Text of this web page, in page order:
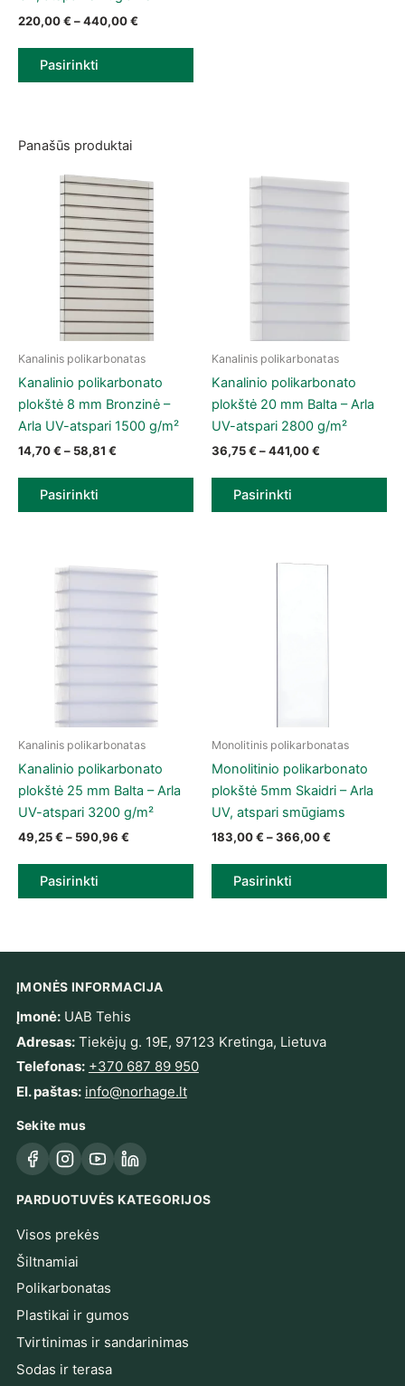
220,00€ –440,00€
Pasirinkti
Panašūs produktai
Kanalinis polikarbonatas
Kanalinio polikarbonato
plokštė 8 mm Bronzinė –
Arla UV-atspari 1500 g/m²
14,70€ – 58,81 € Price range: 14,70 € through 58,81 €
Pasirinkti
This product has multiple variants. The options may be
Kanalinis polikarbonatas
Kanalinio polikarbonato
plokštė 20 mm Balta – Arla
UV-atspari 2800 g/m²
36,75€ –441,00€
Pasirinkti
This product has multiple
Kanalinis polikarbonatas
Kanalinio polikarbonato
plokštė 25 mm Balta – Arla
UV-atspari 3200 g/m²
49,25€ – 590,96 € Price range: 49,25 € through 590,96 €
Pasirinkti
This product has multiple variants. The options may be
Monolitinis polikarbonatas
Monolitinio polikarbonato
plokštė 5mm Skaidri – Arla
UV, atspari smūgiams
183,00€ –366,00€
Pasirinkti
This product has multiple
ĮMONĖS INFORMACIJA
Įmonė:UAB Tehis
Adresas:Tiekėjų g. 19E, 97123 Kretinga, Lietuva
Telefonas: +370 687 89 950
El. paštas: info@norhage.lt
Sekite mus
FacebookInstagram
YouTubeLinkedIn
PARDUOTUVĖS KATEGORIJOS
Visos prekės
Šiltnamiai
Polikarbonatas
Plastikai ir gumos
Tvirtinimas ir sandarinimas
Sodas ir terasa